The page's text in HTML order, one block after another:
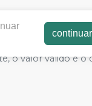
05.202.632/
Saúde: 8.33050-
de
o valor válido é